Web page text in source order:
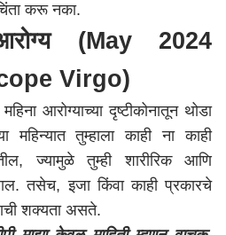
करू नका.
(May 2024
Virgo)
आरोग्याच्या दृष्टीकोनातून थोडा
तुम्हाला काही ना काही
ज्यामुळे तुम्ही शारीरिक आणि
तसेच, इजा किंवा काही प्रकारचे
शक्यता असते.